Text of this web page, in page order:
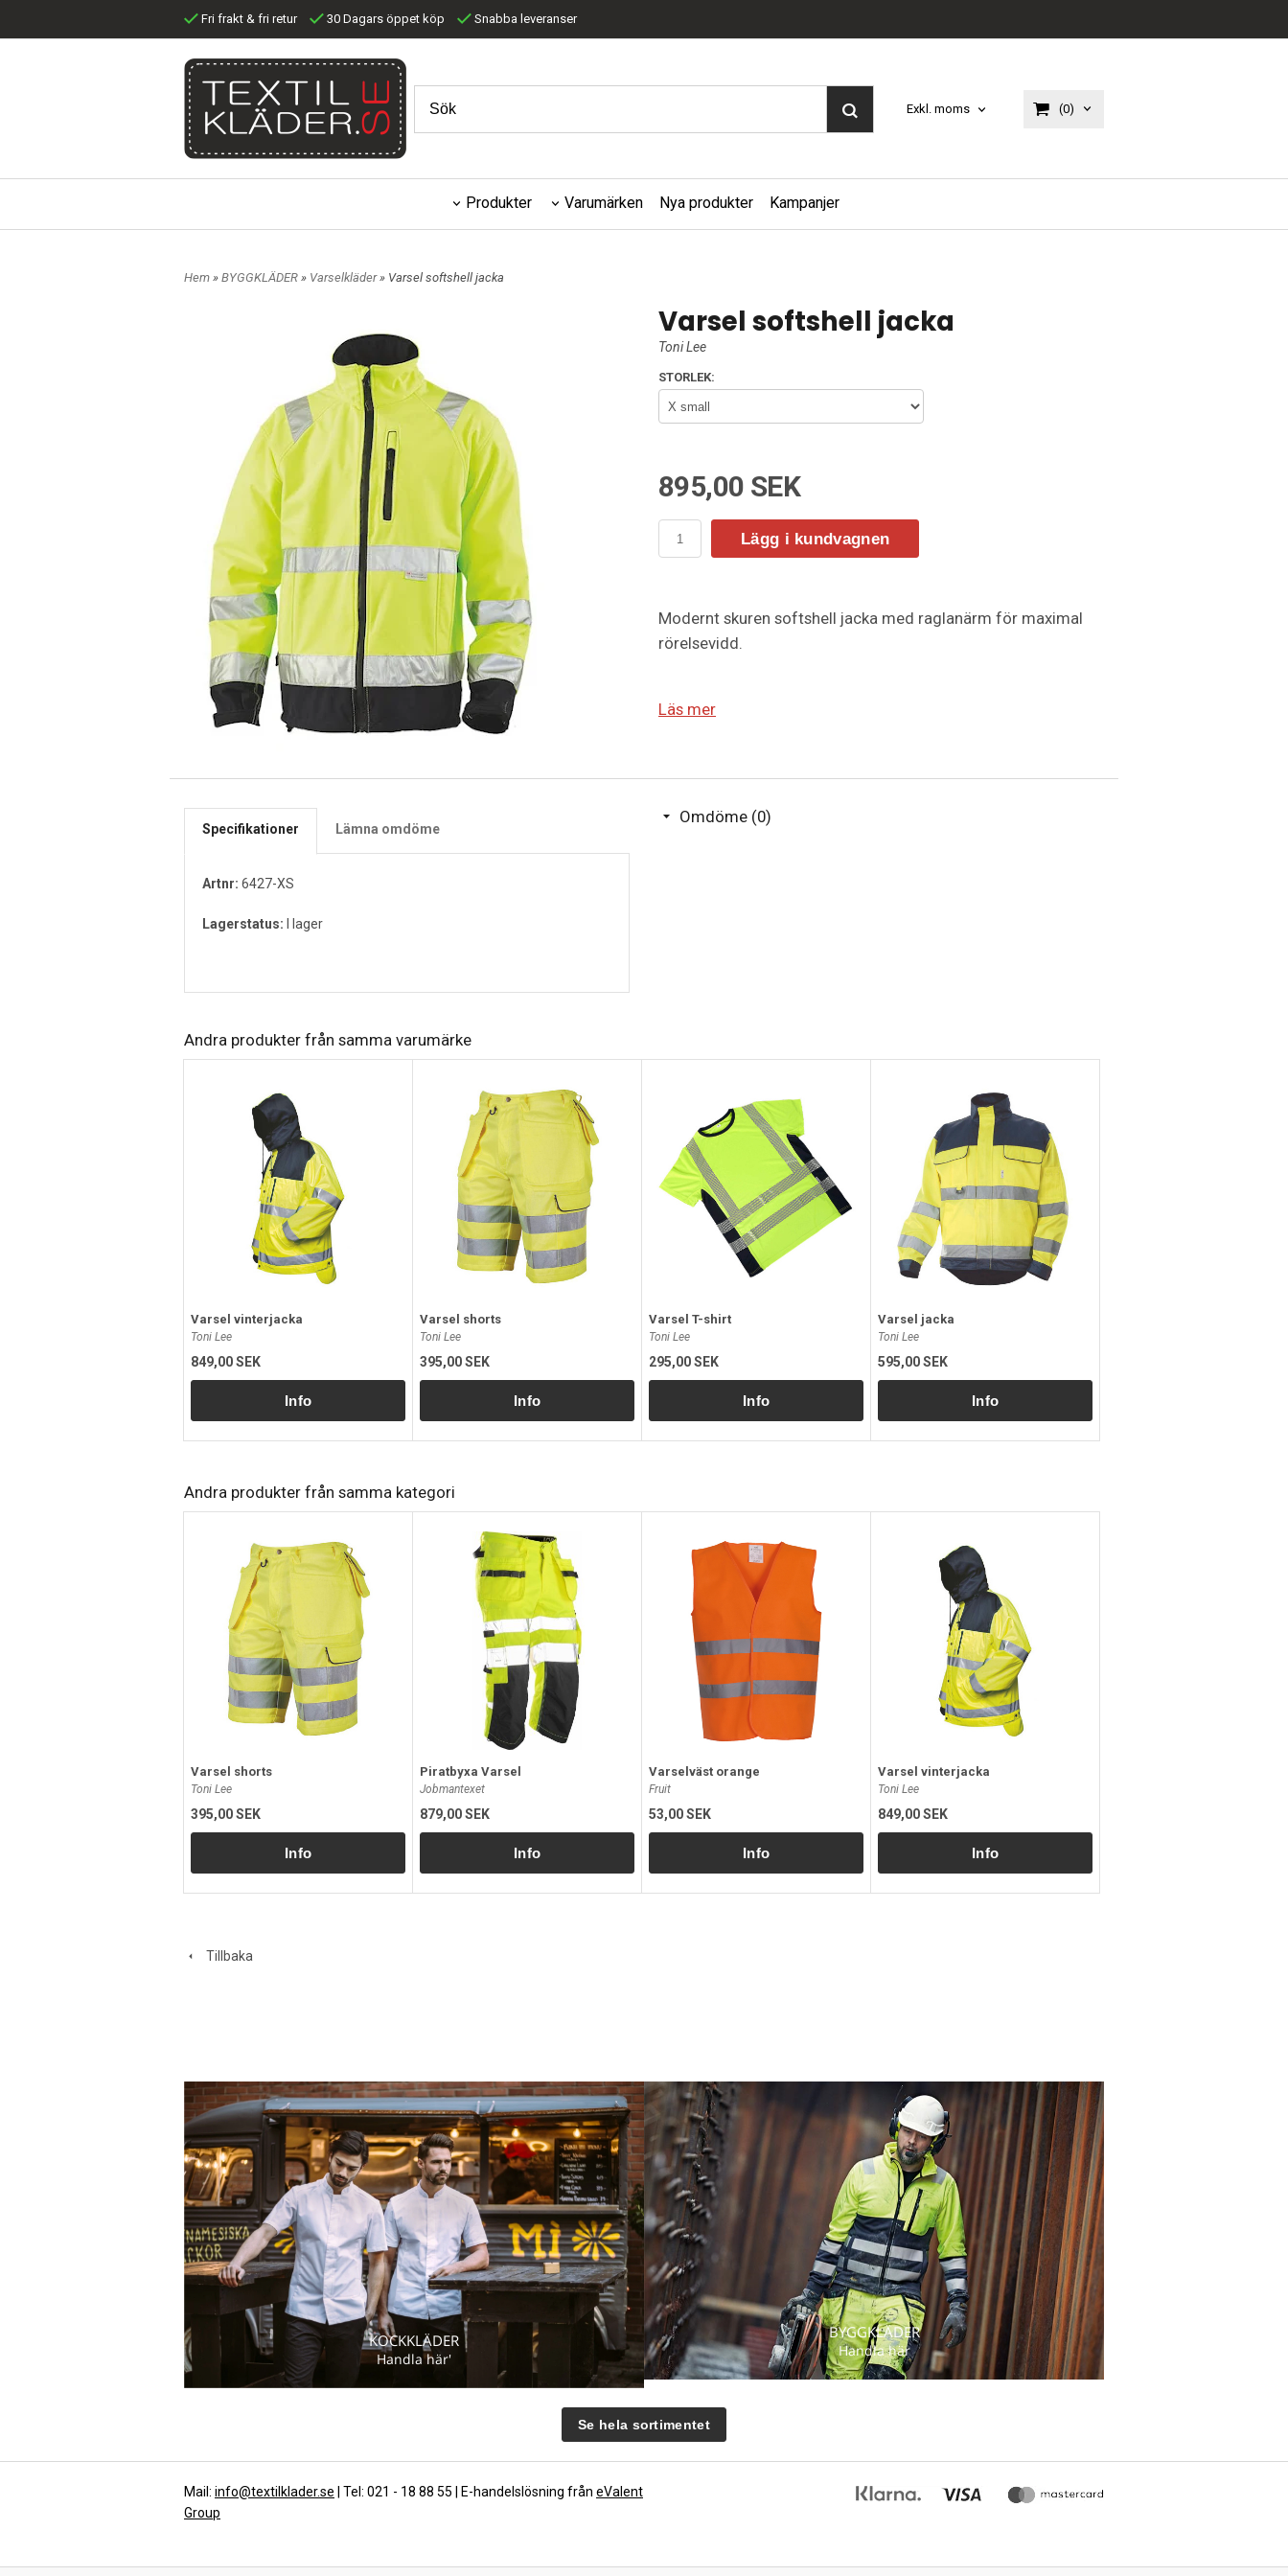
Fri frakt & fri retur 30 Dagars öppet köp Snabba leveranser
Exkl. moms (0)
Produkter Varumärken Nya produkter Kampanjer
Hem » BYGGKLÄDER » Varselkläder» Varsel softshell jacka
Varsel softshell jacka
Toni Lee
STORLEK:
895,00 SEK
Lägg i kundvagnen
Modernt skuren softshell jacka med raglanärm för maximal
rörelsevidd.
Art 6427
Läs mer
Specifikationer Lämna omdöme
Artnr: 6427-XS
Lagerstatus: I lager
Omdöme (0)
Andra produkter från samma varumärke
Varsel vinterjacka
Toni Lee
849,00 SEK
Varsel shorts
Toni Lee
395,00 SEK
Varsel T-shirt
Toni Lee
295,00 SEK
Varsel jacka
Toni Lee
595,00 SEK
Andra produkter från samma kategori
Varsel shorts
Toni Lee
395,00 SEK
Piratbyxa Varsel
Jobmantexet
879,00 SEK
Varselväst orange
Fruit
53,00 SEK
Varsel vinterjacka
Toni Lee
849,00 SEK
Tillbaka
KOCKKLÄDER
Handla här'
BYGGKLÄDER
Handla här
Se hela sortimentet
Mail: info@textilklader.se | Tel: 021 - 18 88 55 | E-handelslösning från eValent
Group